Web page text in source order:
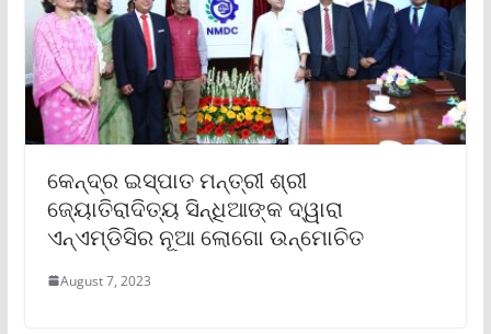
କେନ୍ଦ୍ର ଇସ୍ପାତ ମନ୍ତ୍ରୀ ଶ୍ରୀ
ଜ୍ୟୋତିରାଦିତ୍ୟ ସିନ୍ଧିଆଙ୍କ ଦ୍ୱାରା
ଏନ୍‌ଏମ୍‌ଡିସିର ନୂଆ ଲୋଗୋ ଉନ୍ମୋଚିତ
August 7, 2023